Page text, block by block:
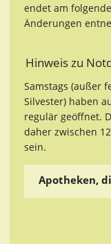
endet am
Änderungen
Hinweis zu
Samstags (außer
Silvester) haben
regulär geöffnet.
daher zwischen
sein.
Apotheken,